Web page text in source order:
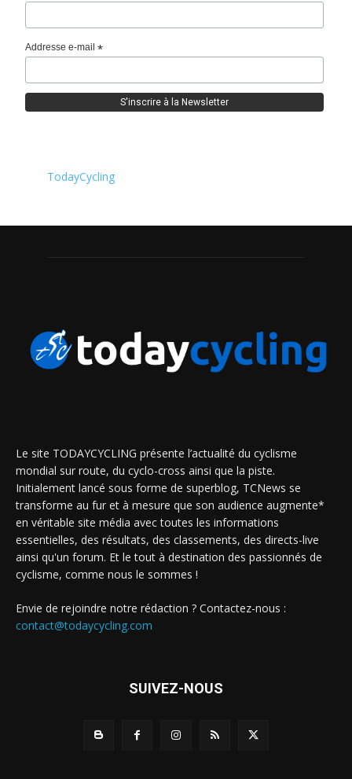
Addresse e-mail*
TodayCycling
Le site TODAYCYCLING présente l’actualité du cyclisme
mondial sur route, du cyclo-cross ainsi que la piste.
Initialement lancé sous forme de superblog, TCNews se
transforme au fur et à mesure que son audience augmente*
en véritable site média avec toutes les informations
essentielles, des résultats, des classements, des directs-live
ainsi qu'un forum. Et le tout à destination des passionnés de
cyclisme, comme nous le sommes !
Envie de rejoindre notre rédaction ? Contactez-nous :
contact@todaycycling.com
SUIVEZ-NOUS